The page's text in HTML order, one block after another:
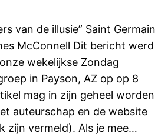
van de illusie” Saint Germain
McConnell Dit bericht werd
wekelijkse Zondag
in Payson, AZ op op 8
mag in zijn geheel worden
auteurschap en de website
zijn vermeld). Als je mee…